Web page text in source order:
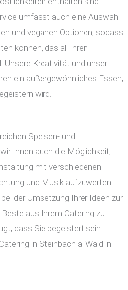
umfasst auch eine Auswahl
und veganen Optionen, sodass
können, das all Ihren
Unsere Kreativität und unser
ein außergewöhnliches Essen,
wird.
Speisen- und
Ihnen auch die Möglichkeit,
mit verschiedenen
und Musik aufzuwerten.
der Umsetzung Ihrer Ideen zur
aus Ihrem Catering zu
dass Sie begeistert sein
in Steinbach a. Wald in